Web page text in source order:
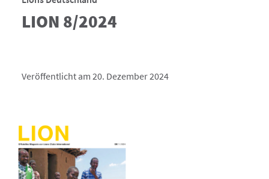
LION 8/2024
Veröffentlicht am 20. Dezember 2024